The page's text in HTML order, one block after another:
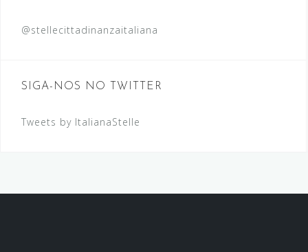
@stellecittadinanzaitaliana
SIGA-NOS NO TWITTER
Tweets by ItalianaStelle